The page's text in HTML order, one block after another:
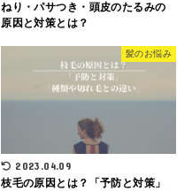
ねり・パサつき・頭皮のたるみの
原因と対策とは？
髪のお悩み
2023.04.09
枝毛の原因とは？「予防と対策」